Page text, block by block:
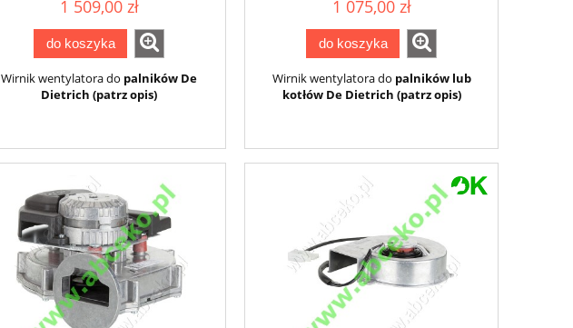
1 509,00 zł
do koszyka
Wirnik wentylatora do palników De
Dietrich (patrz opis)
1 075,00 zł
do koszyka
Wirnik wentylatora do palników lub
kotłów De Dietrich (patrz opis)